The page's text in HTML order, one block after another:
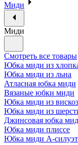
Миди
Миди
Смотреть все товары
Юбка миди из
Юбка миди из льна
Атласная юбка миди
Вязаные юбки миди
Юбка миди из
Юбка миди из
Джинсовая юбка
Юбка миди плиссе
Юбка миди А-